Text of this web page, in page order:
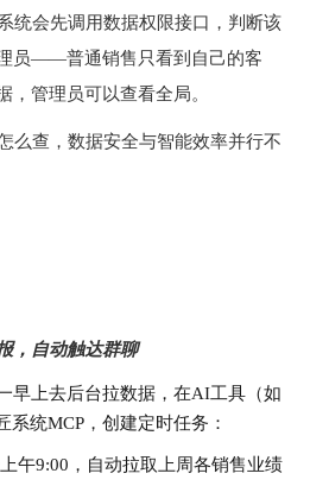
统会先调用数据权限接口，判断该
员——普通销售只看到自己的客
，管理员可以查看全局。
么查，数据安全与智能效率并行不
，自动触达群聊
早上去后台拉数据，在AI工具（如
系统MCP，创建定时任务：
午9:00，自动拉取上周各销售业绩